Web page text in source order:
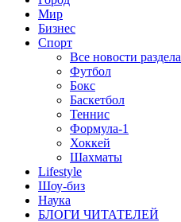
Мир
Бизнес
Спорт
Все новости раздела
Футбол
Бокс
Баскетбол
Теннис
Формула-1
Хоккей
Шахматы
Lifestyle
Шоу-биз
Наука
БЛОГИ ЧИТАТЕЛЕЙ